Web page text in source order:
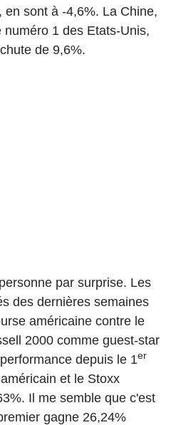
sont à -4,6%. La Chine,
1 des Etats-Unis,
de 9,6%.
par surprise. Les
des dernières semaines
américaine contre le
2000 comme guest-star
depuis le 1er
et le Stoxx
Il me semble que c'est
gagne 26,24%